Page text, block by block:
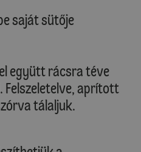
saját sütője
együtt rácsra téve
Felszeletelve, aprított
tálaljuk.